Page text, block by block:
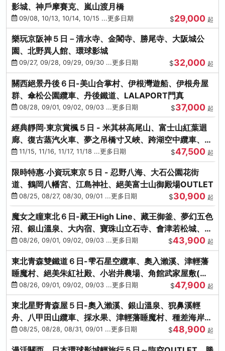
影城、神戶摩賽克、嵐山渡月橋
09/08, 10/13, 10/14, 10/15 ...更多日期 $29,000 起
樂玩京阪神５日－清水寺、金閣寺、勝尾寺、大阪城公
園、北野異人館、環球影城
09/27, 09/28, 09/29, 09/30 ...更多日期 $32,000 起
關西絕景丹後６日-美山合掌村、伊根灣遊船、伊根舟屋
群、傘松公園纜車、丹後鐵道、LALAPORT門真
08/28, 09/01, 09/02, 09/03 ...更多日期 $37,000 起
經典靜岡‧東京賞楓５日 - 米其林高尾山、富士山紅葉迴
廊、復古蒸汽火車、夢之吊橋寸又峽、跨湖空中纜車、抹
茶體驗、三溪園
11/15, 11/16, 11/17, 11/18 ...更多日期 $47,500 起
限時特惠‧小資玩東京５日 - 忍野八海、大石公園花街
道、鶴岡八幡宮、江島神社、絕美富士山御殿場OUTLET
08/25, 08/27, 08/30, 09/01 ...更多日期 $30,900 起
魔女之瞳東北６日-藏王High Line、藏王御釜、夢幻五色
沼、銀山溫泉、大內宿、寶珠山立石寺、會津若松城、燒
肉吃到飽
08/26, 09/01, 09/02, 09/03 ...更多日期 $43,900 起
東北青森雙鐵道６日-雫石星空纜車、奧入瀨溪、津輕藩
睡魔村、絕美朱紅社殿、小岩井農場、角館武家屋敷(不
進免稅店)
08/26, 09/01, 09/02, 09/03 ...更多日期 $47,900 起
東北星野青森屋５日-奧入瀨溪、銀山溫泉、猊鼻溪輕
舟、八甲田山纜車、採水果、津輕藩睡魔村、種差海岸、
法式料理(不進免稅店)
08/25, 08/28, 08/31, 09/01 ...更多日期 $48,900 起